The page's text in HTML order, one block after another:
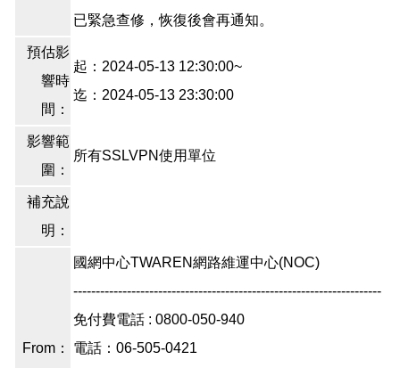
已緊急查修，恢復後會再通知。
預估影
響時
間：
起：2024-05-13 12:30:00~
迄：2024-05-13 23:30:00
影響範
圍：
所有SSLVPN使用單位
補充說
明：
From：
國網中心TWAREN網路維運中心(NOC)
---------------------------------------------------------------------
免付費電話 : 0800-050-940
電話：06-505-0421